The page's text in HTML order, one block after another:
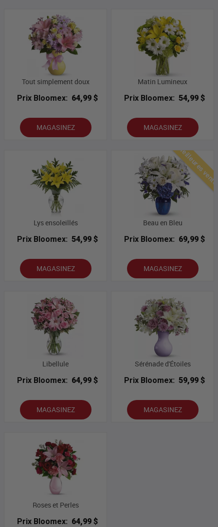
Tout simplement doux
Prix Bloomex: 64,99 $
MAGASINEZ
Matin Lumineux
Prix Bloomex: 54,99 $
MAGASINEZ
Lys ensoleillés
Prix Bloomex: 54,99 $
MAGASINEZ
Meilleures
Beau en Bleu
Prix Bloomex: 69,99 $
MAGASINEZ
Libellule
Prix Bloomex: 64,99 $
MAGASINEZ
Sérénade d'Étoiles
Prix Bloomex: 59,99 $
MAGASINEZ
Roses et Perles
Prix Bloomex: 64,99 $